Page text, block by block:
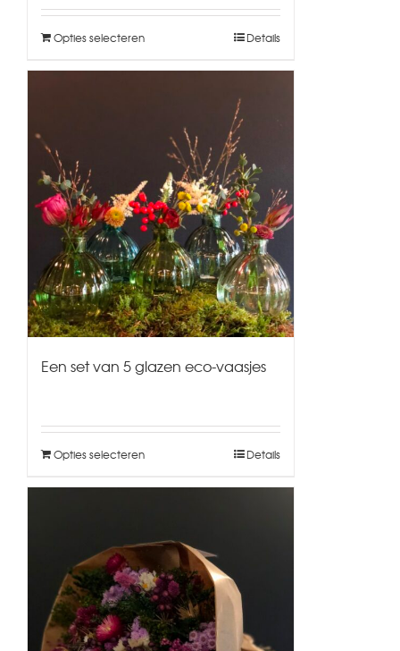
Opties selecteren Details
Een set van 5 glazen eco-vaasjes
Opties selecteren Details